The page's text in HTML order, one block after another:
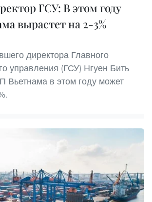
ГСУ: В этом году
вырастет на 2-3%
директора Главного
управления (ГСУ) Нгуен Бить
Вьетнама в этом году может